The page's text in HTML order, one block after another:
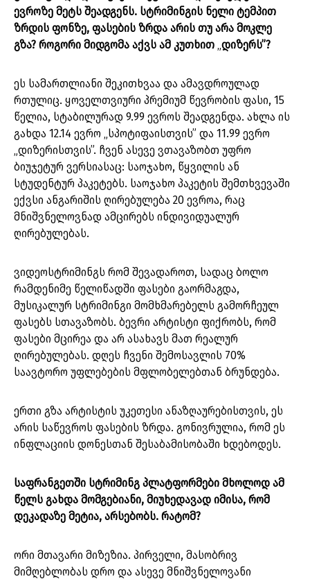
ევროზე მეტს შეადგენს. სტრიმინგის ნელი ტემპით
ზრდის ფონზე, ფასების ზრდა არის თუ არა მოკლე
გზა? როგორი მიდგომა აქვს ამ კუთხით დიზერს”?
ეს სამართლიანი შეკითხვაა და ამავდროულად
რთულიც. ყოველთვიური პრემიუმ წევრობის ფასი, 15
წელია, სტაბილურად 9.99 ევროს შეადგენდა. ახლა ის
გახდა 12.14 ევრო „სპოტიფაისთვის” და 11.99 ევრო
„დიზერისთვის”. ჩვენ ასევე ვთავაზობთ უფრო
ბიუჯეტურ ვერსიასაც: საოჯახო, წყვილის ან
სტუდენტურ პაკეტებს. საოჯახო პაკეტის შემთხვევაში
ექვსი ანგარიშის ღირებულება 20 ევროა, რაც
მნიშვნელოვნად ამცირებს ინდივიდუალურ
ღირებულებას.
ვიდეოსტრიმინგს რომ შევადაროთ, სადაც ბოლო
რამდენიმე წელიწადში ფასები გაორმაგდა,
მუსიკალურ სტრიმინგი მომხმარებელს გამორჩეულ
ფასებს სთავაზობს. ბევრი არტისტი ფიქრობს, რომ
ფასები მცირეა და არ ასახავს მათ რეალურ
ღირებულებას. დღეს ჩვენი შემოსავლის 70%
საავტორო უფლებების მფლობელებთან ბრუნდება.
ერთი გზა არტისტის უკეთესი ანაზღაურებისთვის, ეს
არის საწევროს ფასების ზრდა. გონივრულია, რომ ეს
ინფლაციის დონესთან შესაბამისობაში ხდებოდეს.
საფრანგეთში სტრიმინგ პლატფორმები მხოლოდ ამ
წელს გახდა მომგებიანი, მიუხედავად იმისა, რომ
დეკადაზე მეტია, არსებობს. რატომ?
ორი მთავარი მიზეზია. პირველი, მასობრივ
მიმღებლობას დრო და ასევე მნიშვნელოვანი